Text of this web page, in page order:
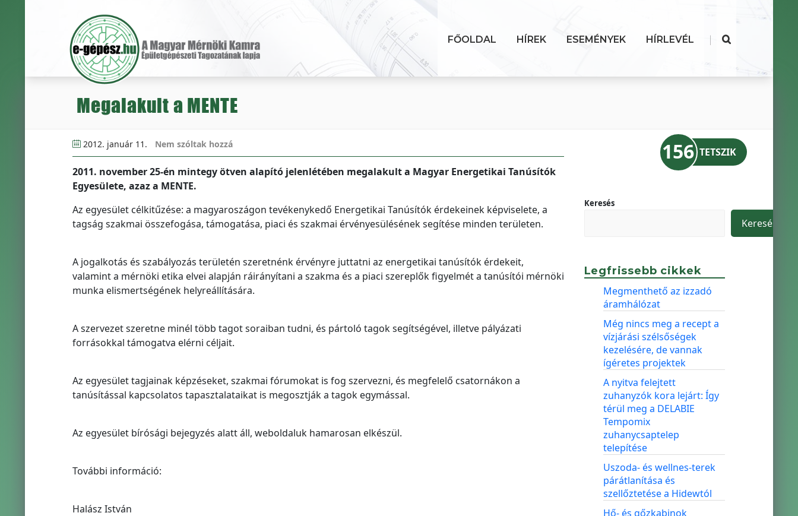
FŐOLDAL HÍREK ESEMÉNYEK HÍRLEVÉL |
Megalakult a MENTE
2012. január 11. Nem szóltak hozzá
2011. november 25-én mintegy ötven alapító jelenlétében megalakult a Magyar Energetikai Tanúsítók
Egyesülete, azaz a MENTE.
Az egyesület célkitűzése: a magyaroszágon tevékenykedő Energetikai Tanúsítók érdekeinek képviselete, a
tagság szakmai összefogása, támogatása, piaci és szakmai érvényesülésének segítése minden területen.
A jogalkotás és szabályozás területén szeretnénk érvényre juttatni az energetikai tanúsítók érdekeit,
valamint a mérnöki etika elvei alapján ráirányítani a szakma és a piaci szereplők figyelmét a tanúsítói mérnöki
munka elismertségének helyreállítására.
A szervezet szeretne minél több tagot soraiban tudni, és pártoló tagok segítségével, illetve pályázati
forrásokkal támogatva elérni céljait.
Az egyesület tagjainak képzéseket, szakmai fórumokat is fog szervezni, és megfelelő csatornákon a
tanúsítással kapcsolatos tapasztalataikat is megosztják a tagok egymással.
Az egyesület bírósági bejegyzés alatt áll, weboldaluk hamarosan elkészül.
További információ:
Halász István
156 TETSZIK
Keresés
Keresés
Legfrissebb cikkek
Megmenthető az izzadó
áramhálózat
Még nincs meg a recept a
vízjárási szélsőségek
kezelésére, de vannak
ígéretes projektek
A nyitva felejtett
zuhanyzók kora lejárt: Így
térül meg a DELABIE
Tempomix
zuhanycsaptelep
telepítése
Uszoda- és wellnes-terek
párátlanítása és
szellőztetése a Hidewtól
Hő- és gőzkabinok